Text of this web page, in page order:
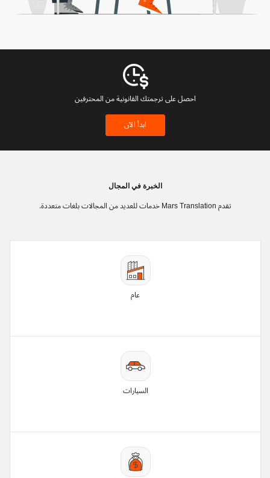
احصل على ترجمتك القانونية من المحترفين
ابدأ الآن
الخبرة في المجال
تقدم Mars Translation خدمات للعديد من المجالات بلغات متعددة.
عام
السيارات